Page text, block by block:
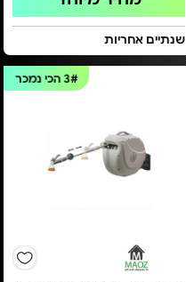
שנתיים אחריות
3# הכי נמכר